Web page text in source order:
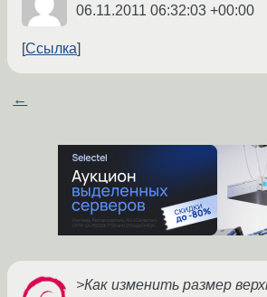
06.11.2011 06:32:03 +00:00
Ссылка
←
>Как изменить размер